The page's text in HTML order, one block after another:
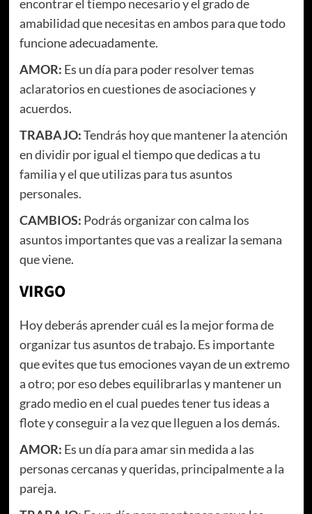
encontrar el tiempo necesario y el grado de
amabilidad que necesitas en ambos para que todo
funcione adecuadamente.
AMOR: Es un día para poder resolver temas
aclaratorios en cuestiones de asociaciones y
acuerdos.
TRABAJO:Tendrás hoy que mantener la atención
en dividir por igual el tiempo que dedicas a tu
familia y el que utilizas para tus asuntos
personales.
CAMBIOS: Podrás organizar con calma los
asuntos importantes que vas a realizar la semana
que viene.
VIRGO
Hoy deberás aprender cuál es la mejor forma de
organizar tus asuntos de trabajo. Es importante
que evites que tus emociones vayan de un extremo
a otro; por eso debes equilibrarlas y mantener un
grado medio en el cual puedes tener tus ideas a
flote y conseguir a la vez que lleguen a los demás.
AMOR: Es un día para amar sin medida a las
personas cercanas y queridas, principalmente a la
pareja.